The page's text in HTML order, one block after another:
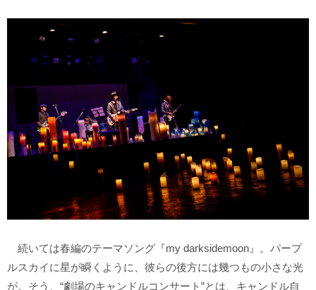
続いては春編のテーマソング『my darksidemoon』。パープ
ルスカイに星が瞬くように、彼らの後方には幾つもの小さな光
が。そう、“劇場のキャンドルコンサート”とは、キャンドル自